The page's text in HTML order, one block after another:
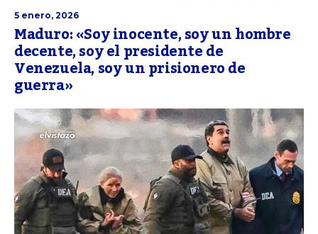
5 enero, 2026
Maduro: «Soy inocente, soy un hombre
decente, soy el presidente de
Venezuela, soy un prisionero de
guerra»